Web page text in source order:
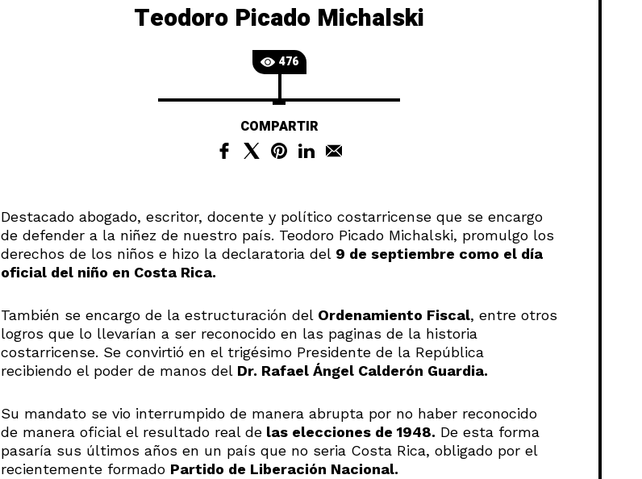
Teodoro Picado Michalski
476
COMPARTIR
Destacado abogado, escritor, docente y político costarricense que se encargo
de defender a la niñez de nuestro país. Teodoro Picado Michalski, promulgo los
derechos de los niños e hizo la declaratoria del9 de septiembre como el día
oficial del niño en Costa Rica.
También se encargo de la estructuración del Ordenamiento Fiscal, entre otros
logros que lo llevarían a ser reconocido en las paginas de la historia
costarricense. Se convirtió en el trigésimo Presidente de la República
recibiendo el poder de manos del Dr. Rafael Ángel Calderón Guardia.
Su mandato se vio interrumpido de manera abrupta por no haber reconocido
de manera oficial el resultado real delas elecciones de 1948. De esta forma
pasaría sus últimos años en un país que no seria Costa Rica, obligado por el
recientemente formado Partido de Liberación Nacional.